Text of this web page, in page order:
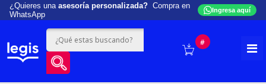
¿Quieres una asesoría personalizada? Compra en
WhatsApp
Ingresa aquí
#